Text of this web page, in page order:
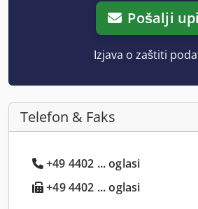
Pošalji
Izjava o zaštiti
Telefon & Faks
+49 4402 ... oglasi
+49 4402 ... oglasi